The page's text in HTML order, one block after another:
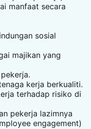
manfaat secara
sosial
majikan yang
kerja berkualiti.
terhadap risiko di
pekerja lazimnya
engagement)